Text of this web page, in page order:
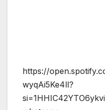
https://
wyqAi5Ke4ll?